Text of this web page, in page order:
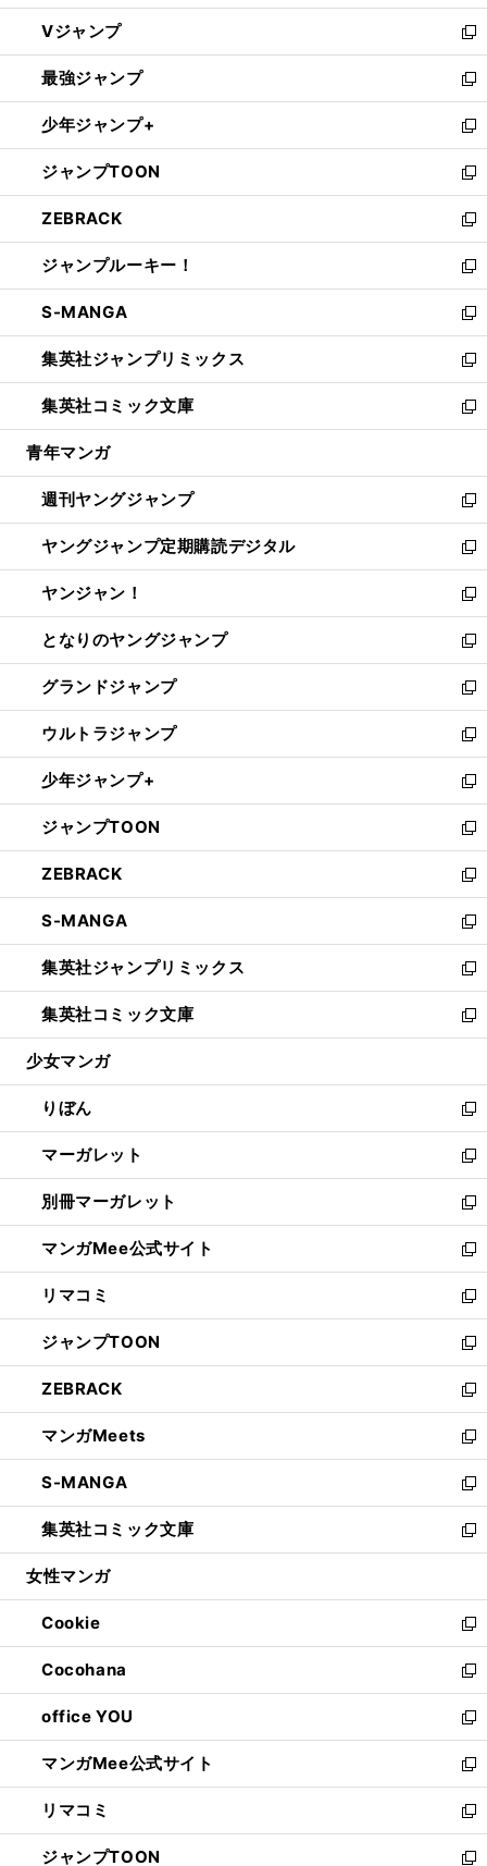
ウ
ィ
ン
ド
ウ
で
開
く
し
い
ウ
ィ
ン
ド
ウ
で
開
く
Vジャンプ
新
し
い
ウ
ィ
ン
ド
ウ
で
開
く
最強ジャンプ
新
し
い
ウ
ィ
ン
ド
ウ
で
開
く
少年ジャンプ+
新
し
い
ウ
ィ
ン
ド
ウ
で
開
く
ジャンプTOON
新
し
い
ウ
ィ
ン
ド
ウ
で
開
く
ZEBRACK
新
し
い
ウ
ィ
ン
ド
ウ
で
開
ジャンプルーキー！
新
し
い
ウ
ィ
ン
ド
ウ
開
く
S-MANGA
新
し
い
ウ
ィ
ン
ウ
で
開
く
集英社ジャンプリミックス
新
し
い
ウ
ン
ド
ウ
で
開
く
集英社コミック文庫
新
し
ウ
ィ
ン
ド
ウ
で
開
く
青年マンガ
週刊ヤングジャンプ
新
し
い
ウ
ィ
ン
ド
ウ
で
開
く
ヤングジャンプ定期購読デジタル
新
し
い
ウ
ィ
ン
ド
ウ
で
開
く
ヤンジャン！
新
し
い
ウ
ィ
ン
ド
ウ
で
開
く
となりのヤングジャンプ
新
し
い
ウ
ィ
ン
ド
ウ
で
開
く
グランドジャンプ
新
し
い
ウ
ィ
ン
ド
ウ
で
開
く
ウルトラジャンプ
新
し
い
ウ
ィ
ン
ド
ウ
で
開
く
少年ジャンプ+
新
し
い
ウ
ィ
ン
ド
ウ
で
開
く
ジャンプTOON
新
し
い
ウ
ィ
ン
ド
ウ
で
開
ZEBRACK
新
し
い
ウ
ィ
ン
ド
ウ
開
く
S-MANGA
新
し
い
ウ
ィ
ン
ウ
で
開
く
集英社ジャンプリミックス
新
し
い
ウ
ン
ド
ウ
で
開
く
集英社コミック文庫
新
し
ウ
ィ
ン
ド
ウ
で
開
く
少女マンガ
りぼん
新
し
い
ウ
ィ
ン
ド
ウ
で
開
く
マーガレット
新
し
い
ウ
ィ
ン
ド
ウ
で
開
く
別冊マーガレット
新
し
い
ウ
ィ
ン
ド
ウ
で
開
く
マンガMee公式サイト
新
し
い
ウ
ィ
ン
ド
ウ
で
開
く
リマコミ
新
し
い
ウ
ィ
ン
ド
ウ
で
開
く
ジャンプTOON
新
し
い
ウ
ィ
ン
ド
ウ
で
開
ZEBRACK
新
し
い
ウ
ィ
ン
ド
ウ
開
く
マンガMeets
新
し
い
ウ
ィ
ン
ウ
で
開
く
S-MANGA
新
し
い
ウ
ン
ド
ウ
で
開
く
集英社コミック文庫
新
し
ウ
ィ
ン
ド
ウ
で
開
く
女性マンガ
Cookie
新
し
い
ウ
ィ
ン
ド
ウ
で
開
く
Cocohana
新
し
い
ウ
ィ
ン
ド
ウ
で
office YOU
新
し
い
ウ
ィ
ン
ド
マンガMee公式サイト
新
し
い
ウ
ィ
リマコミ
新
し
い
ジャンプTOON 新